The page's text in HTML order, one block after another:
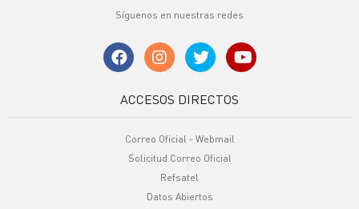
Síguenos en nuestras redes
ACCESOS DIRECTOS
Correo Oficial - Webmail
Solicitud Correo Oficial
Refsatel
Datos Abiertos